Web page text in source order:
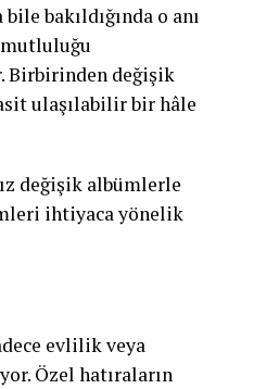
bakıldığında o anı
mutluluğu
Birbirinden değişik
ulaşılabilir bir hâle
değişik albümlerle
ihtiyaca yönelik
evlilik veya
Özel hatıraların